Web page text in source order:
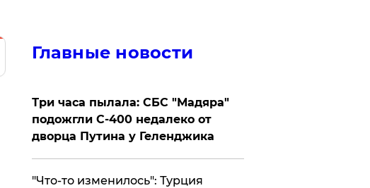
Главные новости
Три часа пылала: СБС "Мадяра"
подожгли С-400 недалеко от
дворца Путина у Геленджика
​"Что-то изменилось": Турция